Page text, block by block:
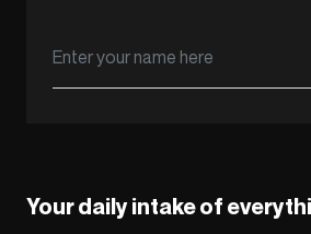
Your daily intake of